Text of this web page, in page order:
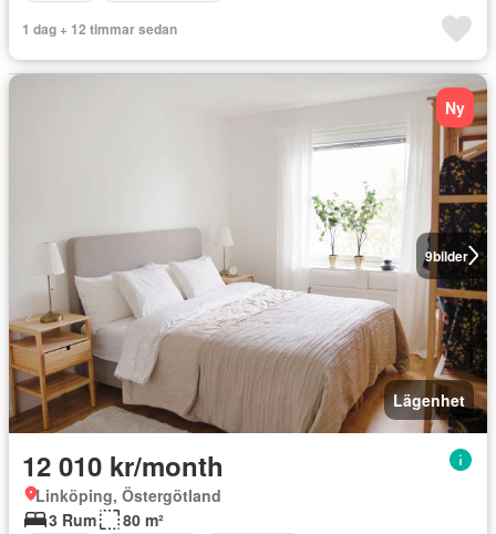
1 dag + 12 timmar sedan
9bilder
Ny
Lägenhet
12 010 kr/month
Linköping, Östergötland
3 Rum
80 m²